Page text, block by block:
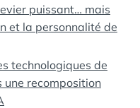
puissant… mais
et la personnalité de
technologiques de
une recomposition